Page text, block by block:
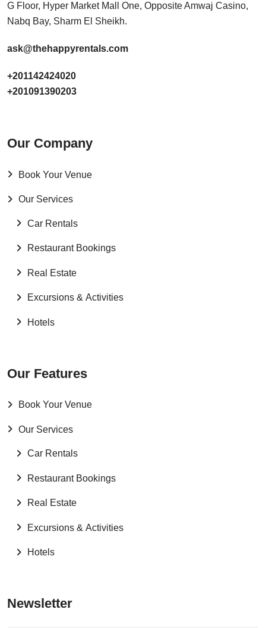
G Floor, Hyper Market Mall One, Opposite Amwaj Casino,
Nabq Bay, Sharm El Sheikh.
ask@thehappyrentals.com
+201142424020
+201091390203
Our Company
Book Your Venue
Our Services
Car Rentals
Restaurant Bookings
Real Estate
Excursions & Activities
Hotels
Our Features
Book Your Venue
Our Services
Car Rentals
Restaurant Bookings
Real Estate
Excursions & Activities
Hotels
Newsletter